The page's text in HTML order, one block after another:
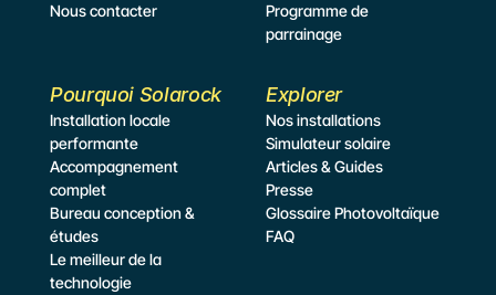
Nous contacter
Programme de
parrainage
Pourquoi Solarock
Installation locale
performante
Accompagnement
complet
Bureau conception &
études
Le meilleur de la
technologie
Explorer
Nos installations
Simulateur solaire
Articles & Guides
Presse
Glossaire Photovoltaïque
FAQ